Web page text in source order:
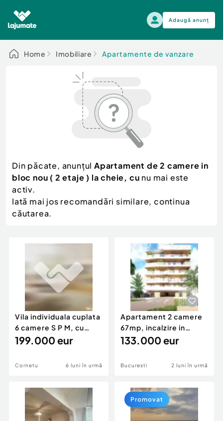
Adaugă anunț
Alege categoria
Auto, moto si ambarcatiuni
Electronice si electrocasnice
Mama si copilul
Moda si frumusete
Sport, timp liber, arta
Agro si Industrie
Afaceri și echipamente profesionale
Inchiriere Bunuri si Vehicule
Auto, moto si ambarcatiuni
Scutere - ATV - UTV
Autoutilitare
Ambarcatiuni
Camioane - Rulote - Remorci
Motociclete
Piese auto si accesorii
Home Imobiliare Apartamente de vanzare
Din păcate, anunțul Apartament de 2 camere in
bloc nou ( 2 etaje ) la cheie, cu nu mai este
activ.
Iată mai jos recomandări similare, continua
căutarea.
Vila individuala cuplata
6 camere S P M, cu
incalzire pe cen
199.000 eur
Cornetu 6 luni în urmă
Apartament 2 camere
67mp, incalzire in
pardoseala - Imobil N
133.000 eur
Bucuresti 2 luni în urmă
Promovat